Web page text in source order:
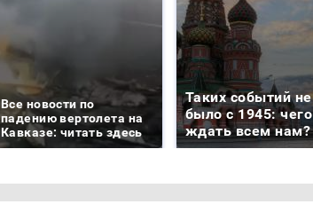
Все новости по
падению вертолета на
Кавказе: читать здесь
Таких событий не
было с 1945: чего
ждать всем нам?